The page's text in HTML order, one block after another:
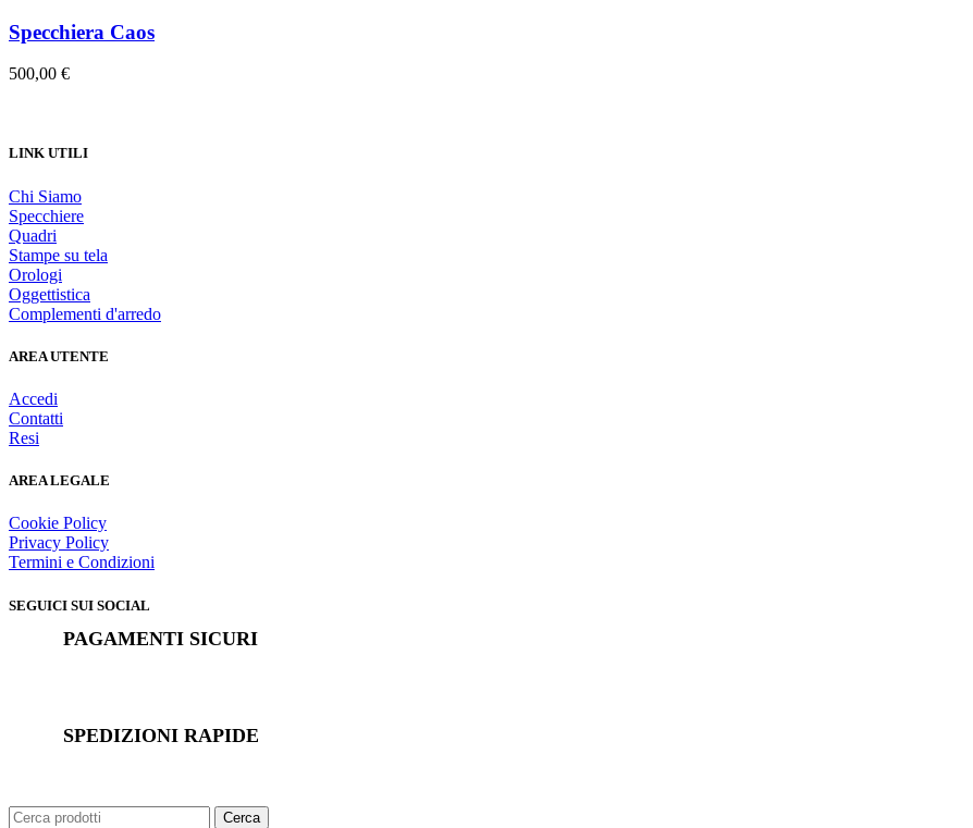
Specchiera Caos
500,00 €
LINK UTILI
Chi Siamo
Specchiere
Quadri
Stampe su tela
Orologi
Oggettistica
Complementi d'arredo
AREA UTENTE
Accedi
Contatti
Resi
AREA LEGALE
Cookie Policy
Privacy Policy
Termini e Condizioni
SEGUICI SUI SOCIAL
PAGAMENTI SICURI
SPEDIZIONI RAPIDE
Cerca